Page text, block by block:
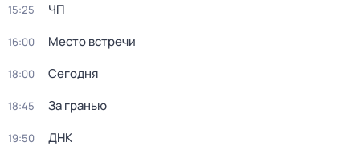
15:25 ЧП
16:00 Место встречи
18:00 Сегодня
18:45 За гранью
19:50 ДНК